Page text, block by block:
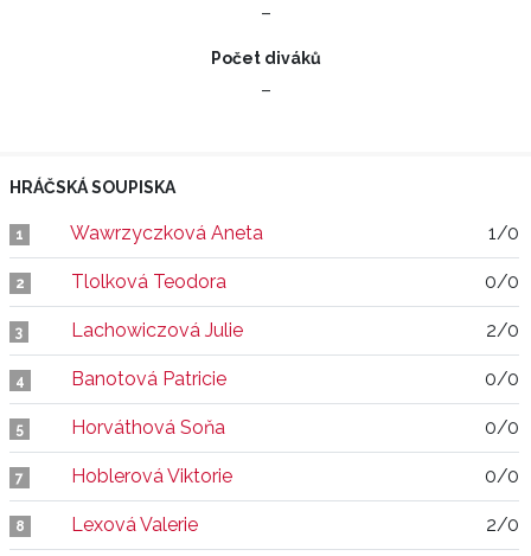
–
Počet diváků
–
HRÁČSKÁ SOUPISKA
1 Wawrzyczková Aneta 1/0
2 Tlolková Teodora 0/0
3 Lachowiczová Julie 2/0
4 Banotová Patricie 0/0
5 Horváthová Soňa 0/0
7 Hoblerová Viktorie 0/0
8 Lexová Valerie 2/0